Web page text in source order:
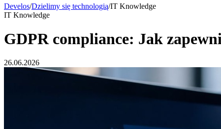
Develos/Dzielimy się technologią/IT Knowledge
IT Knowledge
GDPR compliance: Jak
26.06.2026